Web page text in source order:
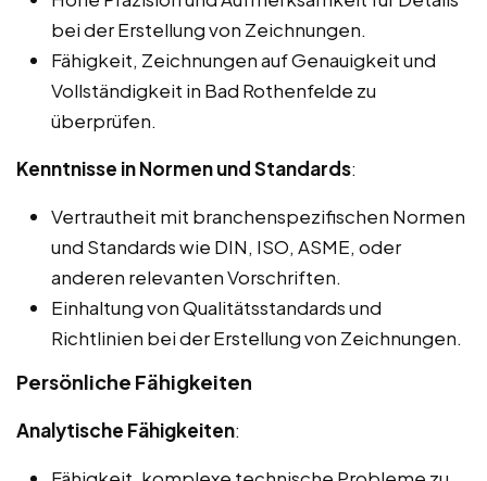
bei der Erstellung von Zeichnungen.
Fähigkeit, Zeichnungen auf Genauigkeit und
Vollständigkeit in Bad Rothenfelde zu
überprüfen.
Kenntnisse in Normen und Standards:
Vertrautheit mit branchenspezifischen Normen
und Standards wie DIN, ISO, ASME, oder
anderen relevanten Vorschriften.
Einhaltung von Qualitätsstandards und
Richtlinien bei der Erstellung von Zeichnungen.
Persönliche Fähigkeiten
Analytische Fähigkeiten: